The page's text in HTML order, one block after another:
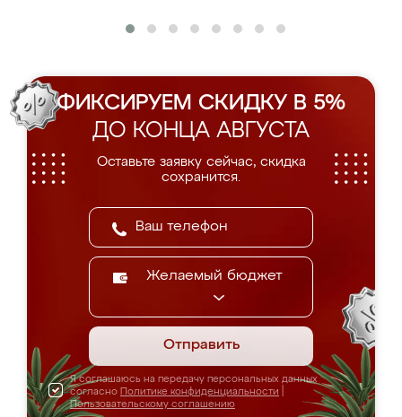
ФИКСИРУЕМ СКИДКУ В 5%
ДО КОНЦА АВГУСТА
Оставьте заявку сейчас, скидка
сохранится.
Желаемый бюджет
Отправить
Я соглашаюсь на передачу персональных данных
согласно Политике конфиденциальности
Пользовательскому соглашению